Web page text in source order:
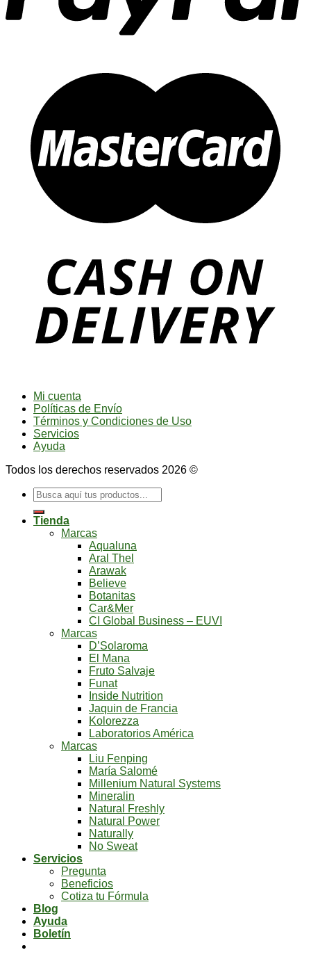
Mi cuenta
Políticas de Envío
Términos y Condiciones de Uso
Servicios
Ayuda
Todos los derechos reservados 2026 ©
Buscar
por:
Tienda
Marcas
Aqualuna
Aral Thel
Arawak
Believe
Botanitas
Car&Mer
CI Global Business – EUVI
Marcas
D’Solaroma
El Mana
Fruto Salvaje
Funat
Inside Nutrition
Jaquin de Francia
Kolorezza
Laboratorios América
Marcas
Liu Fenping
María Salomé
Millenium Natural Systems
Mineralin
Natural Freshly
Natural Power
Naturally
No Sweat
Servicios
Pregunta
Beneficios
Cotiza tu Fórmula
Blog
Ayuda
Boletín